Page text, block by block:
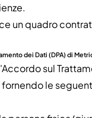
un quadro
dei Dati (DPA) di
sul
fornendo le